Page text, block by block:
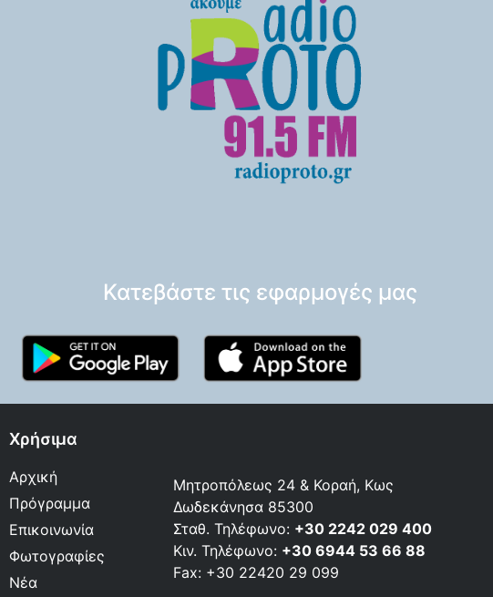
Κατεβάστε τις εφαρμογές μας
Χρήσιμα
Αρχική
Πρόγραμμα
Επικοινωνία
Φωτογραφίες
Νέα
Μητροπόλεως 24 & Κοραή, Κως
Δωδεκάνησα 85300
Σταθ. Τηλέφωνο: +30 2242 029 400
Κιν. Τηλέφωνο: +30 6944 53 66 88
Fax: +30 22420 29 099